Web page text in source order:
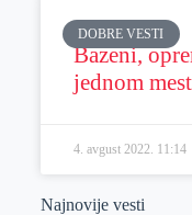
DOBRE VESTI
Bazeni,
jednom
4. avgust 2022. 11:14
Najnovije vesti